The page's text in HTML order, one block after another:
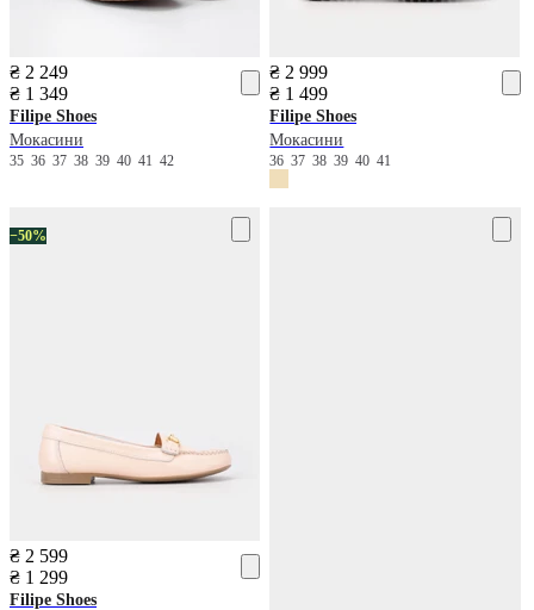
₴ 2 249
₴ 1 349
Filipe Shoes
Мокасини
35 36 37 38 39 40 41 42
₴ 2 999
₴ 1 499
Filipe Shoes
Мокасини
363738394041
−50%
₴ 2 599
₴ 1 299
Filipe Shoes